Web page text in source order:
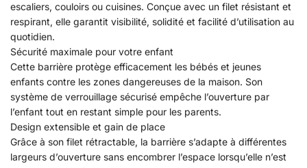
escaliers, couloirs ou cuisines. Conçue avec un filet résistant et
respirant, elle garantit visibilité, solidité et facilité d’utilisation au
quotidien.
Sécurité maximale pour votre enfant
Cette barrière protège efficacement les bébés et jeunes
enfants contre les zones dangereuses de la maison. Son
système de verrouillage sécurisé empêche l’ouverture par
l’enfant tout en restant simple pour les parents.
Design extensible et gain de place
Grâce à son filet rétractable, la barrière s’adapte à différentes
largeurs d’ouverture sans encombrer l’espace lorsqu’elle n’est